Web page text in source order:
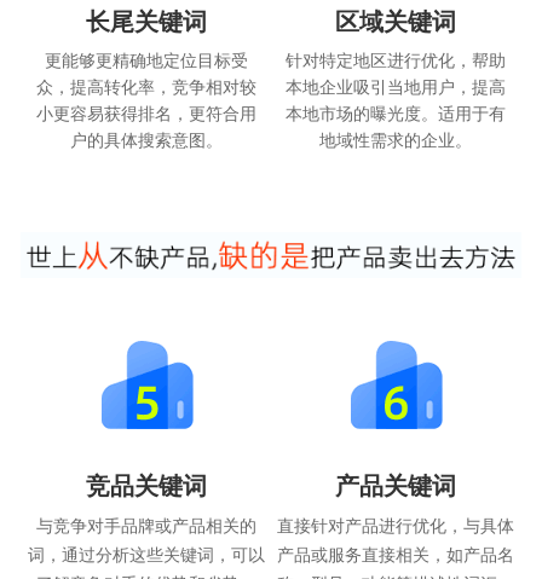
长尾关键词
更能够更精确地定位目标受
众，提高转化率，竞争相对较
小更容易获得排名，更符合用
户的具体搜索意图。
区域关键词
针对特定地区进行优化，帮助
本地企业吸引当地用户，提高
本地市场的曝光度。适用于有
地域性需求的企业。
竞品关键词
与竞争对手品牌或产品相关的
词，通过分析这些关键词，可以
产品关键词
直接针对产品进行优化，与具体
产品或服务直接相关，如产品名